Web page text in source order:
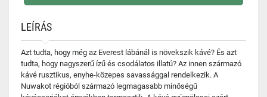
LEÍRÁS
Azt tudta, hogy még az Everest lábánál is növekszik kávé? És azt
tudta, hogy nagyszerű ízű és csodálatos illatú? Az innen származó
kávé rusztikus, enyhe-közepes savassággal rendelkezik. A
Nuwakot régióból származó legmagasabb minőségű